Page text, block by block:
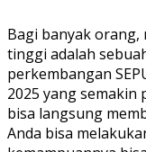
Bagi banyak
tinggi adalah
perkembangan
2025 yang semakin
bisa langsung
Anda bisa